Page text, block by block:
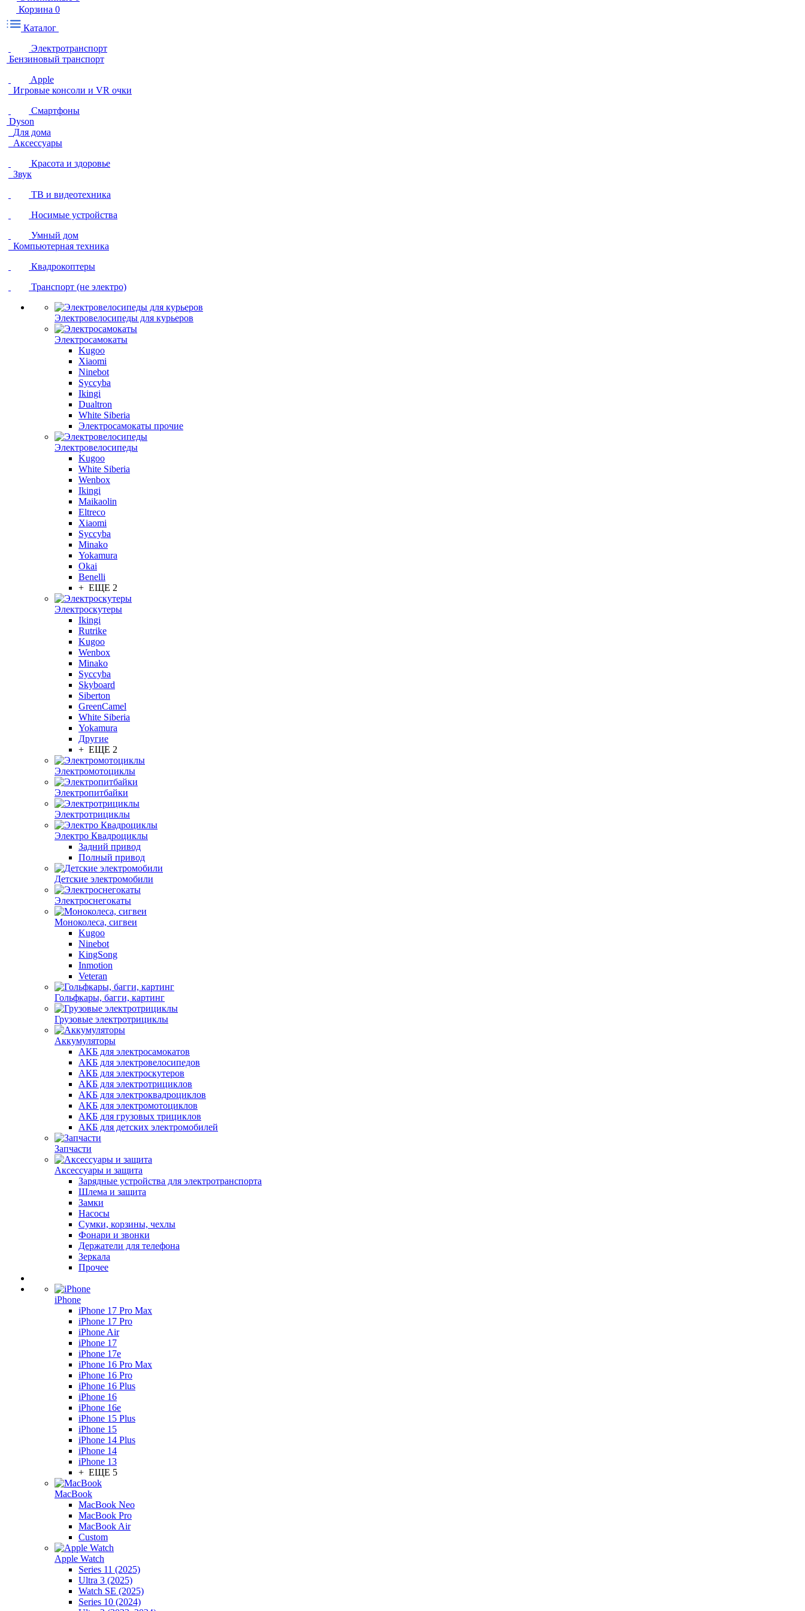
Корзина 0
Каталог
Электротранспорт
Бензиновый транспорт
Apple
Игровые консоли и VR очки
Смартфоны
Dyson
Для дома
Аксессуары
Красота и здоровье
Звук
ТВ и видеотехника
Носимые устройства
Умный дом
Компьютерная техника
Квадрокоптеры
Транспорт (не электро)
Электровелосипеды для курьеров
Электросамокаты
Kugoo
Xiaomi
Ninebot
Syccyba
Ikingi
Dualtron
White Siberia
Электросамокаты прочие
Электровелосипеды
Kugoo
White Siberia
Wenbox
Ikingi
Maikaolin
Eltreco
Xiaomi
Syccyba
Minako
Yokamura
Okai
Benelli
+ ЕЩЕ 2
Электроскутеры
Ikingi
Rutrike
Kugoo
Wenbox
Minako
Syccyba
Skyboard
Siberton
GreenCamel
White Siberia
Yokamura
Другие
+ ЕЩЕ 2
Электромотоциклы
Электропитбайки
Электротрициклы
Электро Квадроциклы
Задний привод
Полный привод
Детские электромобили
Электроснегокаты
Моноколеса, сигвеи
Kugoo
Ninebot
KingSong
Inmotion
Veteran
Гольфкары, багги, картинг
Грузовые электротрициклы
Аккумуляторы
АКБ для электросамокатов
АКБ для электровелосипедов
АКБ для электроскутеров
АКБ для электротрициклов
АКБ для электроквадроциклов
АКБ для электромотоциклов
АКБ для грузовых трициклов
АКБ для детских электромобилей
Запчасти
Аксессуары и защита
Зарядные устройства для электротранспорта
Шлема и защита
Замки
Насосы
Сумки, корзины, чехлы
Фонари и звонки
Держатели для телефона
Зеркала
Прочее
iPhone
iPhone 17 Pro Max
iPhone 17 Pro
iPhone Air
iPhone 17
iPhone 17e
iPhone 16 Pro Max
iPhone 16 Pro
iPhone 16 Plus
iPhone 16
iPhone 16e
iPhone 15 Plus
iPhone 15
iPhone 14 Plus
iPhone 14
iPhone 13
+ ЕЩЕ 5
MacBook
MacBook Neo
MacBook Pro
MacBook Air
Custom
Apple Watch
Series 11 (2025)
Ultra 3 (2025)
Watch SE (2025)
Series 10 (2024)